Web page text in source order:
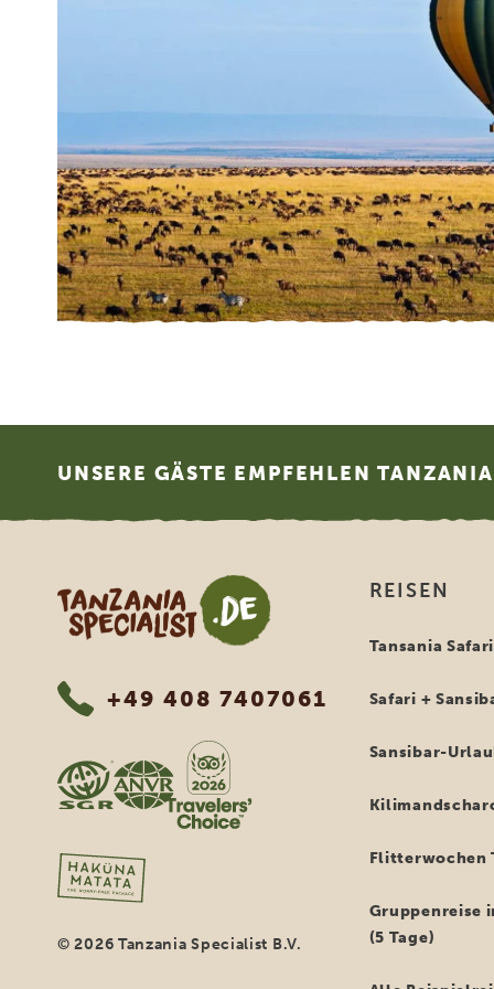
UNSERE GÄSTE EMPFEHLEN
Tanzania Specialist
+49 408 7407061
© 2026 Tanzania Specialist B.V.
REISEN
Tansania Safari
Safari +
Sansibar-
Flitterwochen
Gruppenreise
(5 Tage)